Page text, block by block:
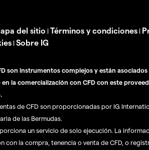
del sitio | Términos y condiciones |
| Sobre IG
son instrumentos complejos y están
en la comercialización con CFD con este
de CFD son proporcionadas por IG
de las Bermudas.
un servicio de solo ejecución. La
con la compra, tenencia o venta de CFD, o